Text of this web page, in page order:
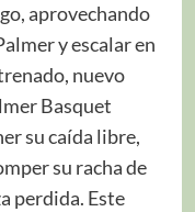
aprovechando
y escalar en
nuevo
Basquet
su caída libre,
su racha de
perdida. Este